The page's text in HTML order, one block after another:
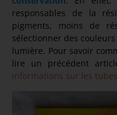
responsables de la
pigments, moins de
sélectionner des
lumière. Pour savoir
lire un précédent
informations sur les